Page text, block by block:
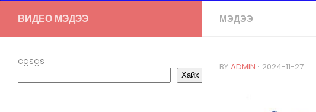
МЭДЭЭ
BY ADMIN · 2024-11-27
ВИДЕО МЭДЭЭ
cgsgs
Хайх